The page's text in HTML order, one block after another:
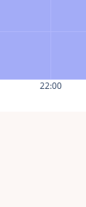
22:00